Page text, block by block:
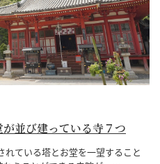
並び建っている寺７つ
ている塔とお堂を一望すること